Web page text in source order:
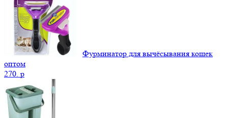
Фурминатор для вычёсывания кошек
оптом
270. p